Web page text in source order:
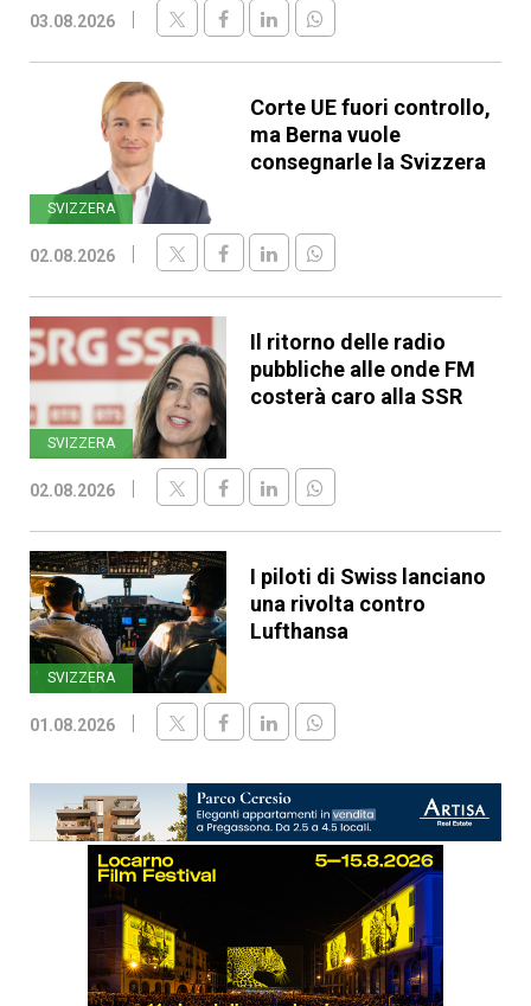
03.08.2026
SVIZZERA
Corte UE fuori controllo,
ma Berna vuole
consegnarle la Svizzera
02.08.2026
SVIZZERA
Il ritorno delle radio
pubbliche alle onde FM
costerà caro alla SSR
02.08.2026
SVIZZERA
I piloti di Swiss lanciano
una rivolta contro
Lufthansa
01.08.2026